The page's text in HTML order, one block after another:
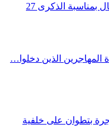
الملك محمد السادس يترأس حفل استقبال بمناسبة الذكرى 27
المهاجرين الذين دخلوا…
بتطوان على خلفية